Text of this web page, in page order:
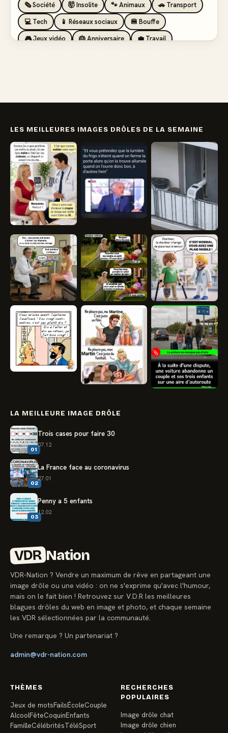
🗞️ Société
🤯 Insolite 🐾 Animaux
🚗 Transport
💻 Tech
📱 Réseaux sociaux
🍔 Bouffe
🎮 Jeux vidéo
🎂 Anniversaire
💼 Travail
LES MEILLEURES IMAGES DRÔLES DE LA SEMAINE
LA MEILLEURE IMAGE DRÔLE
01
Trois cases pour faire 30
07.12
02
La France face au coronavirus
27.01
03
Penny a 5 enfants
12.02
VDR Nation
VDR-Nation ? Vendre un maximum de rêve en partageant une
image drôle ou une vidéo : on ne s'exprime qu'avec l'humour,
mais on le fait bien ! Retrouvez sur V.D.R les meilleures
blagues drôles du web en image et photo, et chaque semaine
les VDR sélectionnées par la communauté.
Une remarque ? Un partenariat ?
admin@vdr-nation.com
THÈMES
Jeux de motsFailsÉcoleCouple
AlcoolFêteCoquinEnfants
FamilleCélébritésTéléSport
RECHERCHES
POPULAIRES
Image drôle chat
Image drôle chien